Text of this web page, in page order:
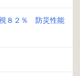
８２％ 防災性能